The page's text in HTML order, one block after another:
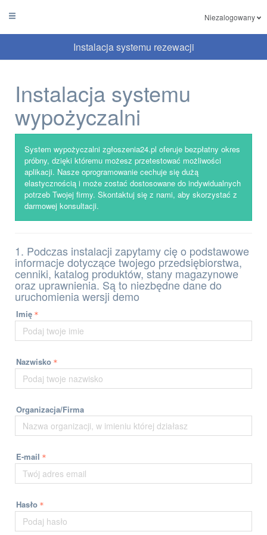
Niezalogowany
Instalacja systemu rezewacji
Instalacja systemu
wypożyczalni
System wypożyczalni zgłoszenia24.pl oferuje bezpłatny okres
próbny, dzięki któremu możesz przetestować możliwości
aplikacji. Nasze oprogramowanie cechuje się dużą
elastycznością i może zostać dostosowane do indywidualnych
potrzeb Twojej firmy. Skontaktuj się z nami, aby skorzystać z
darmowej konsultacji.
1. Podczas instalacji zapytamy cię o podstawowe
informacje dotyczące twojego przedsiębiorstwa,
cenniki, katalog produktów, stany magazynowe
oraz uprawnienia. Są to niezbędne dane do
uruchomienia wersji demo
Imię
Nazwisko
Organizacja/Firma
E-mail
Hasło